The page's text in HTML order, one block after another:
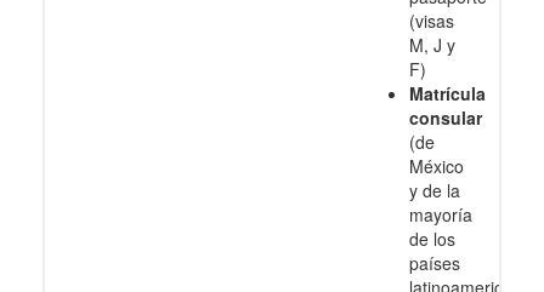
(visas
M, J y
F)
Matrícula
consular
(de
México
y de la
mayoría
de los
países